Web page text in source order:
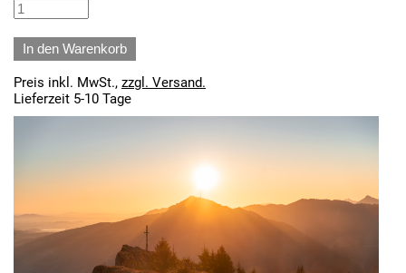
Preis inkl. MwSt., zzgl. Versand.
Lieferzeit 5-10 Tage